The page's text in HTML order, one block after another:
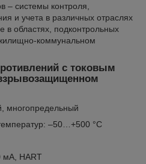
– системы контроля,
и учета в различных отраслях
областях, подконтрольных
коммунальном
с токовым
многопредельный
–50…+500 °С
мА, HART